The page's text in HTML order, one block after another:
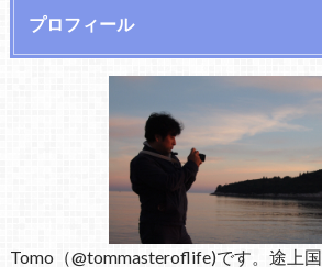
プロフィール
Tomo（@tommasteroflife)です。途上